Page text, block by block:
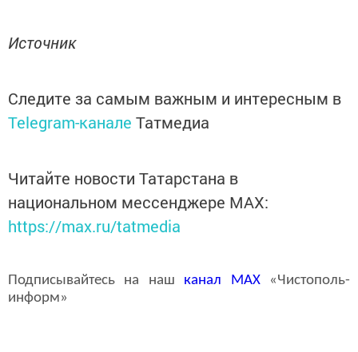
Источник
Следите за самым важным и интересным в
Telegram-канале Татмедиа
Читайте новости Татарстана в
национальном мессенджере MАХ:
https://max.ru/tatmedia
Подписывайтесь на наш канал MAX«Чистополь-
информ»